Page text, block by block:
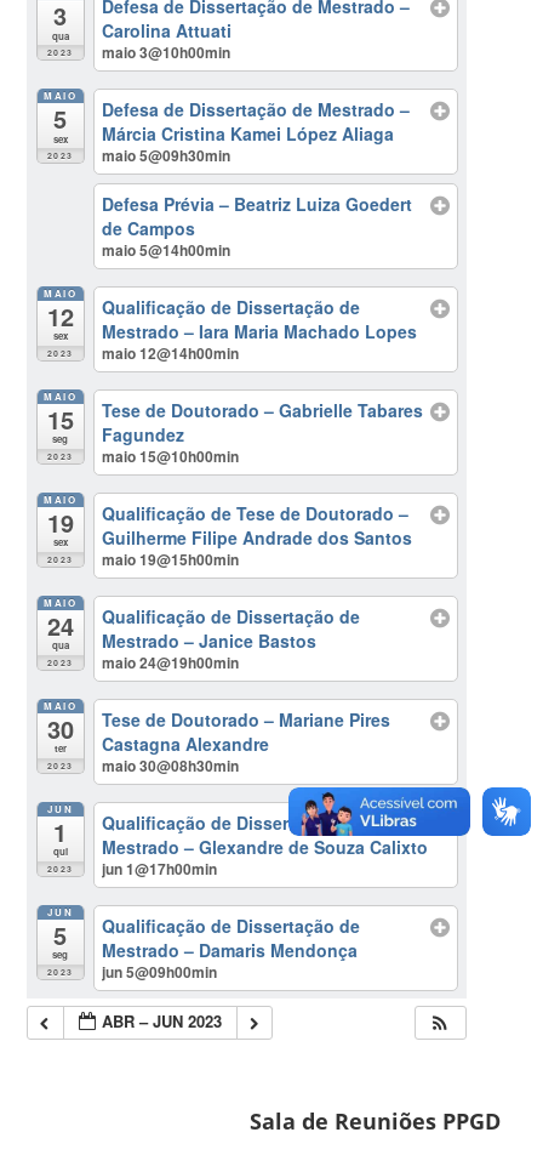
3
qua
2023
Defesa de Dissertação de Mestrado –
Carolina Attuati
maio 3@10h00min
MAIO
5
sex
2023
Defesa de Dissertação de Mestrado –
Márcia Cristina Kamei López Aliaga
maio 5@09h30min
Defesa Prévia – Beatriz Luiza Goedert
de Campos
maio 5@14h00min
MAIO
12
sex
2023
Qualificação de Dissertação de
Mestrado – Iara Maria Machado Lopes
maio 12@14h00min
MAIO
15
seg
2023
Tese de Doutorado – Gabrielle Tabares
Fagundez
maio 15@10h00min
MAIO
19
sex
2023
Qualificação de Tese de Doutorado –
Guilherme Filipe Andrade dos Santos
maio 19@15h00min
MAIO
24
qua
2023
Qualificação de Dissertação de
Mestrado – Janice Bastos
maio 24@19h00min
MAIO
30
ter
2023
Tese de Doutorado – Mariane Pires
Castagna Alexandre
maio 30@08h30min
JUN
1
qui
2023
Qualificação de Dissertação de
Mestrado – Glexandre de Souza Calixto
jun 1@17h00min
JUN
5
seg
2023
Qualificação de Dissertação de
Mestrado – Damaris Mendonça
jun 5@09h00min
ABR – JUN 2023
Sala de Reuniões PPGD